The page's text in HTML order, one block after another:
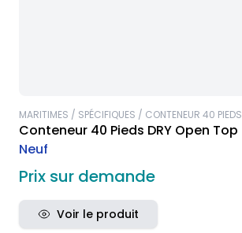
MARITIMES / SPÉCIFIQUES / CONTENEUR 40 PIEDS
Conteneur 40 Pieds DRY Open Top
Neuf
Prix sur demande
Voir le produit